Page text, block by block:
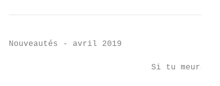
Nouveautés - avril 2019
Si tu meurs,